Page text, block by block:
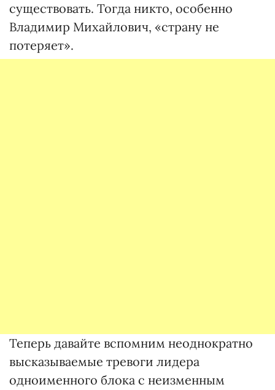
существовать. Тогда никто, особенно
Владимир Михайлович, «страну не
потеряет».
Теперь давайте вспомним неоднократно
высказываемые тревоги лидера
одноименного блока с неизменным